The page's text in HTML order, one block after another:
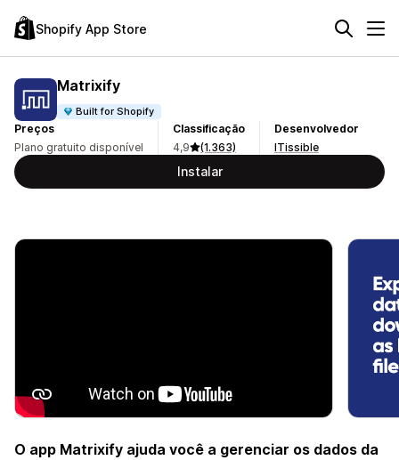
Shopify App Store
Matrixify
Built for Shopify
Preços
Plano gratuito disponível
Classificação
4,9
(1.363)
Desenvolvedor
ITissible
Instalar
O app Matrixify ajuda você a gerenciar os dados da